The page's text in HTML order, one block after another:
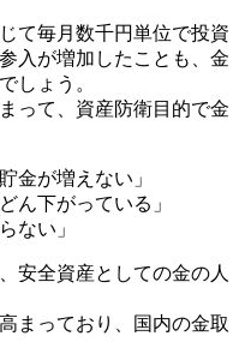
て毎月数千円単位で投資
入が増加したことも、金
しょう。
って、資産防衛目的で金
金が増えない」
ん下がっている」
ない」
安全資産としての金の人
まっており、国内の金取